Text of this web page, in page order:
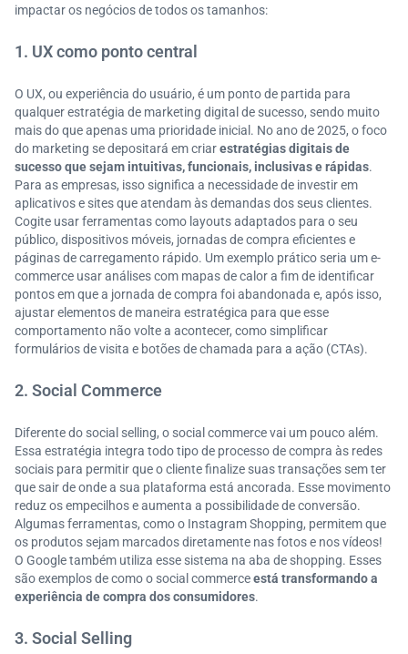
impactar os negócios de todos os tamanhos:
1. UX como ponto central
O UX, ou experiência do usuário, é um ponto de partida para
qualquer estratégia de marketing digital de sucesso, sendo muito
mais do que apenas uma prioridade inicial. No ano de 2025, o foco
do marketing se depositará em criarestratégias digitais de
sucesso que sejam intuitivas, funcionais, inclusivas e rápidas.
Para as empresas, isso significa a necessidade de investir em
aplicativos e sites que atendam às demandas dos seus clientes.
Cogite usar ferramentas como layouts adaptados para o seu
público, dispositivos móveis, jornadas de compra eficientes e
páginas de carregamento rápido. Um exemplo prático seria um e-
commerce usar análises com mapas de calor a fim de identificar
pontos em que a jornada de compra foi abandonada e, após isso,
ajustar elementos de maneira estratégica para que esse
comportamento não volte a acontecer, como simplificar
formulários de visita e botões de chamada para a ação (CTAs).
2. Social Commerce
Diferente do social selling, o social commerce vai um pouco além.
Essa estratégia integra todo tipo de processo de compra às redes
sociais para permitir que o cliente finalize suas transações sem ter
que sair de onde a sua plataforma está ancorada. Esse movimento
reduz os empecilhos e aumenta a possibilidade de conversão.
Algumas ferramentas, como o Instagram Shopping, permitem que
os produtos sejam marcados diretamente nas fotos e nos vídeos!
O Google também utiliza esse sistema na aba de shopping. Esses
são exemplos de como o social commerceestá transformando a
experiência de compra dos consumidores.
3. Social Selling